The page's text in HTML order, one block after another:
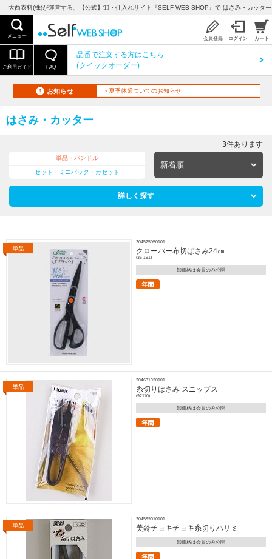
大西衣料(株)が運営する、【公式】卸・仕入れサイト『SELF WEB SHOP』で はさみ・カッタ
メニュー 会員登録 ログイン カート
ご利用ガイド FAQ
品番で注文する方はこちら
(クイックオーダー)
お知らせ ＞夏季休業ついてのお知らせ
はさみ・カッター
単品・バンドル
セット・ミニパック・カセット
詳しく探す
3件あります
204525050101
クローバー布切ばさみ24㎝
(36-191)
卸価格は会員のみ公開
204631920101
糸切りはさみ スニップス
(92110)
卸価格は会員のみ公開
204599010101
美鈴チョキチョキ糸切りハサミ
卸価格は会員のみ公開